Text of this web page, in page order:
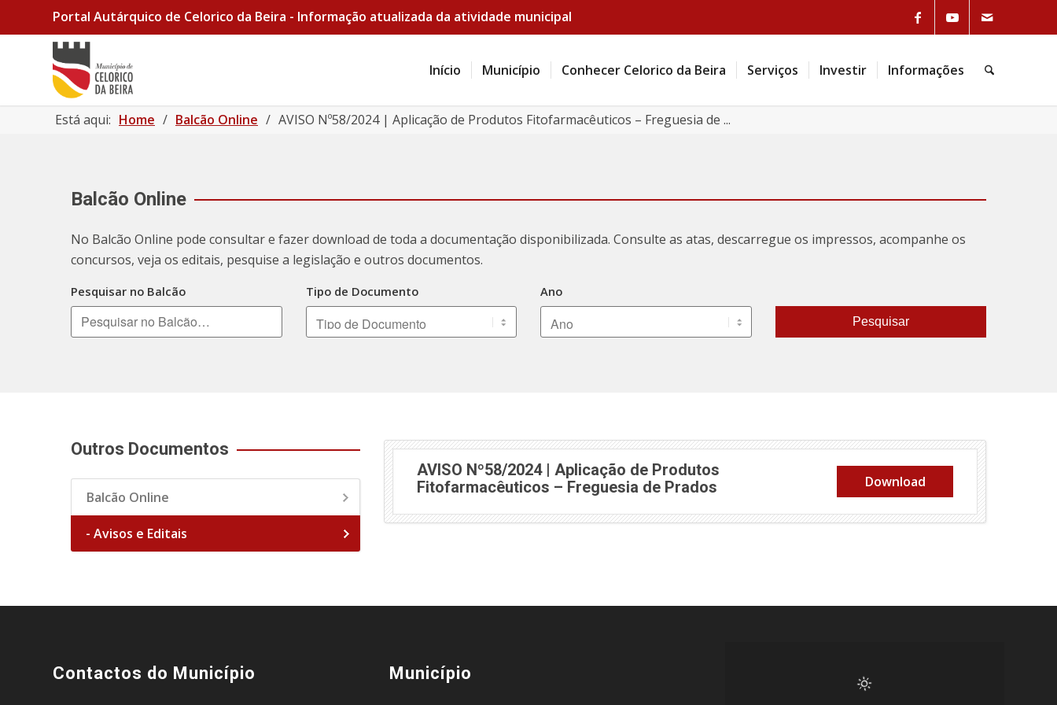
Link to Facebook
Link to Youtube
Portal Autárquico de Celorico da Beira - Informação atualizada da atividade municipal
Início Município Conhecer Celorico da Beira Serviços Investir Informações Pesquisa
Está aqui: Home / Balcão Online / AVISO Nº58/2024 | Aplicação de Produtos Fitofarmacêuticos – Freguesia de ...
Balcão Online
No Balcão Online pode consultar e fazer download de toda a documentação disponibilizada. Consulte as atas, descarregue os impressos, acompanhe os
concursos, veja os editais, pesquise a legislação e outros documentos.
Pesquisar no Balcão Tipo de Documento Ano
Pesquisar
Outros Documentos
Balcão Online
- Avisos e Editais
AVISO Nº58/2024 | Aplicação de Produtos
Fitofarmacêuticos – Freguesia de Prados (abre em nova janela)Download
Contactos do Município Município